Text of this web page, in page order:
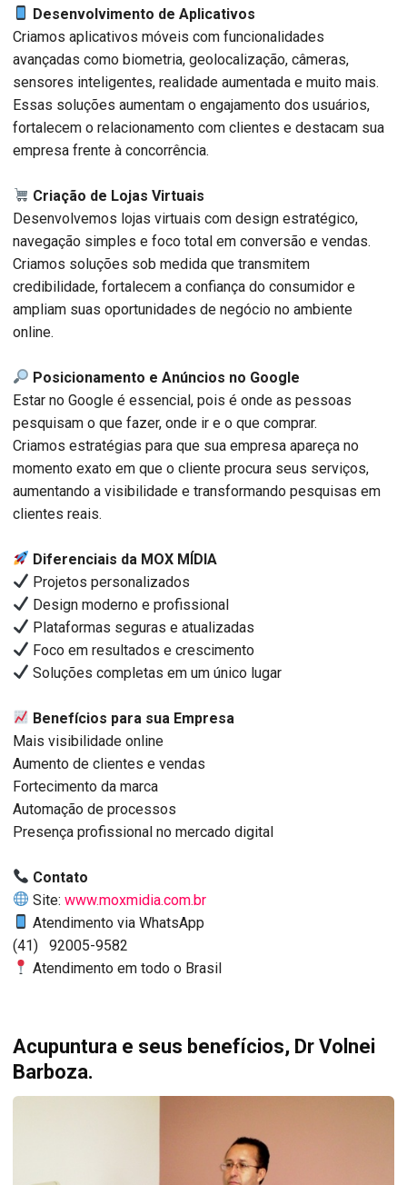
Desenvolvimento de Aplicativos
Criamos aplicativos móveis com funcionalidades
avançadas como biometria, geolocalização, câmeras,
sensores inteligentes, realidade aumentada e muito mais.
Essas soluções aumentam o engajamento dos usuários,
fortalecem o relacionamento com clientes e destacam sua
empresa frente à concorrência.
Criação de Lojas Virtuais
Desenvolvemos lojas virtuais com design estratégico,
navegação simples e foco total em conversão e vendas.
Criamos soluções sob medida que transmitem
credibilidade, fortalecem a confiança do consumidor e
ampliam suas oportunidades de negócio no ambiente
online.
Posicionamento e Anúncios no Google
Estar no Google é essencial, pois é onde as pessoas
pesquisam o que fazer, onde ir e o que comprar.
Criamos estratégias para que sua empresa apareça no
momento exato em que o cliente procura seus serviços,
aumentando a visibilidade e transformando pesquisas em
clientes reais.
Diferenciais da MOX MÍDIA
Projetos personalizados
Design moderno e profissional
Plataformas seguras e atualizadas
Foco em resultados e crescimento
Soluções completas em um único lugar
Benefícios para sua Empresa
Mais visibilidade online
Aumento de clientes e vendas
Fortecimento da marca
Automação de processos
Presença profissional no mercado digital
Contato
Site:www.moxmidia.com.br
Atendimento via WhatsApp
(41) 92005-9582
Atendimento em todo o Brasil
Acupuntura e seus benefícios, Dr Volnei
Barboza.